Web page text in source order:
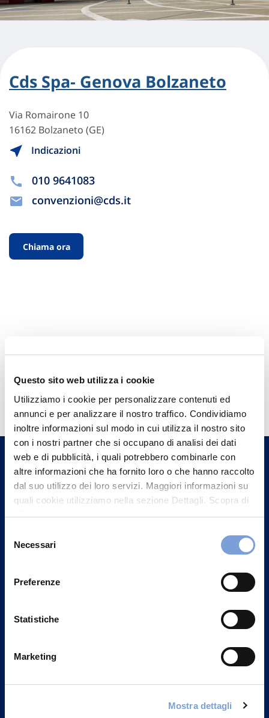
Questo sito web utilizza i cookie
Utilizziamo i cookie per personalizzare contenuti ed
annunci e per analizzare il nostro traffico. Condividiamo
inoltre informazioni sul modo in cui utilizza il nostro sito
con i nostri partner che si occupano di analisi dei dati
web e di pubblicità, i quali potrebbero combinarle con
altre informazioni che ha fornito loro o che hanno raccolto
dal suo utilizzo dei loro servizi. Maggiori informazioni su
quali cookie utilizziamo nella sezione Dettagli. Scopra di
più su chi siamo, come può contattarci e come trattiamo i
può trovare nel footer del sito nella sezione "Informativa
delNecessari
Preferenze
Statistiche
Marketing
Mostra dettagli
Cds Spa- Genova Bolzaneto
Via Romairone 10
16162 Bolzaneto (GE)
Indicazioni
010 9641083
convenzioni@cds.it
Chiama ora
Hai bisogno di
informazioni?
Trova l'Agenzia più vicina a te e parla con
un nostro Agente.
Contattaci
Vittoria Assicurazioni S.p.A.